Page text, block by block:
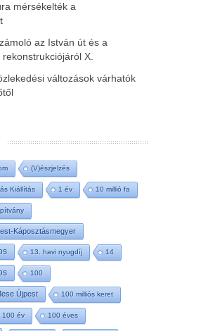
mérsékelték a
az István út és a
rekonstrukciójáról X.
változások várhatók
(V)észjelzés
Kiállítás 1 év 10 millió fa
Káposztásmegyer
13. havi nyugdíj 14
100
Újpest 100 milliós keret
100 év 100 éves